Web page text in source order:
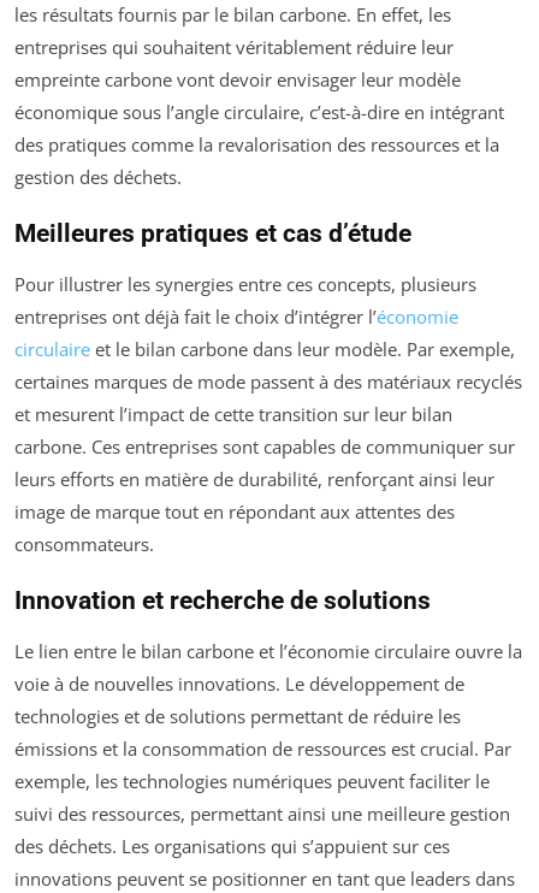
les résultats fournis par le bilan carbone. En effet, les
entreprises qui souhaitent véritablement réduire leur
empreinte carbone vont devoir envisager leur modèle
économique sous l’angle circulaire, c’est-à-dire en intégrant
des pratiques comme la revalorisation des ressources et la
gestion des déchets.
Meilleures pratiques et cas d’étude
Pour illustrer les synergies entre ces concepts, plusieurs
entreprises ont déjà fait le choix d’intégrer l’économie
circulaire et le bilan carbone dans leur modèle. Par exemple,
certaines marques de mode passent à des matériaux recyclés
et mesurent l’impact de cette transition sur leur bilan
carbone. Ces entreprises sont capables de communiquer sur
leurs efforts en matière de durabilité, renforçant ainsi leur
image de marque tout en répondant aux attentes des
consommateurs.
Innovation et recherche de solutions
Le lien entre le bilan carbone et l’économie circulaire ouvre la
voie à de nouvelles innovations. Le développement de
technologies et de solutions permettant de réduire les
émissions et la consommation de ressources est crucial. Par
exemple, les technologies numériques peuvent faciliter le
suivi des ressources, permettant ainsi une meilleure gestion
des déchets. Les organisations qui s’appuient sur ces
innovations peuvent se positionner en tant que leaders dans